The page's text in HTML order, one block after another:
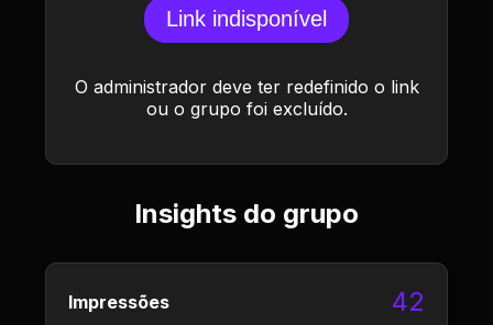
Link indisponível
O administrador deve ter redefinido o link
ou o grupo foi excluído.
Insights do grupo
Impressões 42